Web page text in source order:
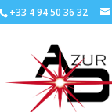
+33 4 94 50 36 32